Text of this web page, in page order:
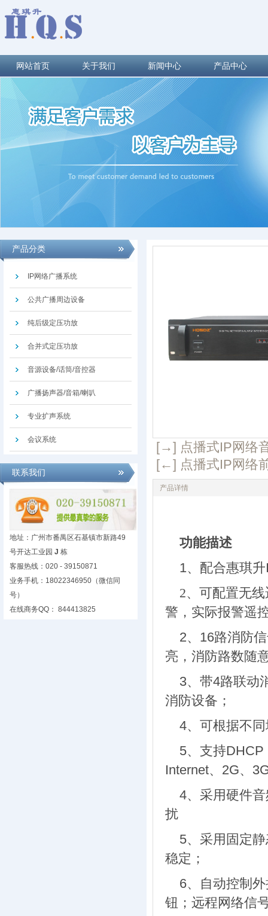
网站首页 关于我们 新闻中心 产品中心
产品分类
IP网络广播系统
公共广播周边设备
纯后级定压功放
合并式定压功放
音源设备/话筒/音控器
广播扬声器/音箱/喇叭
专业扩声系统
会议系统
联系我们
地址：广州市番禺区石基镇市新路49
号开达工业园 J 栋
客服热线：020 - 39150871
业务手机：18022346950（微信同
号）
在线商务QQ： 844413825
[→] 点播式IP网络
[←] 点播式IP网络
产品详情
功能描述
1、 配合惠琪
2、 可配置无
警，实际报警遥
2、 16路消防
亮，消防路数随
3、 带4路联动
消防设备；
4、 可根据不
5、 支持DHCP
Internet、2G、
4、 采用硬件
扰
5、 采用固定
稳定；
6、
自动控制
钮；远程网络信